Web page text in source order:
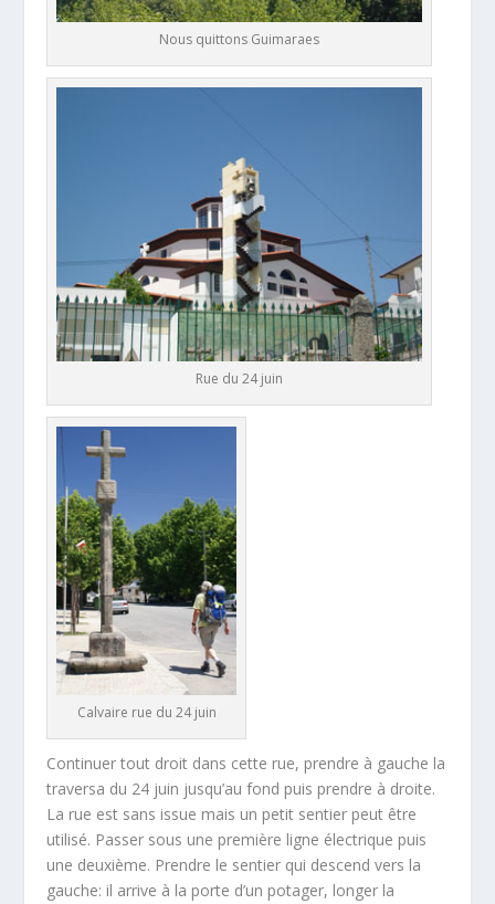
Nous quittons Guimaraes
Rue du 24 juin
Calvaire rue du 24 juin
Continuer tout droit dans cette rue, prendre à gauche la
traversa du 24 juin jusqu’au fond puis prendre à droite.
La rue est sans issue mais un petit sentier peut être
utilisé. Passer sous une première ligne électrique puis
une deuxième. Prendre le sentier qui descend vers la
gauche: il arrive à la porte d’un potager, longer la